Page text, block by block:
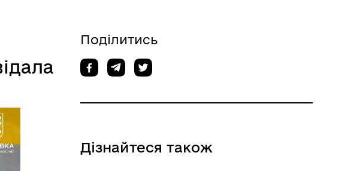
Поділитись
Дізнайтеся також